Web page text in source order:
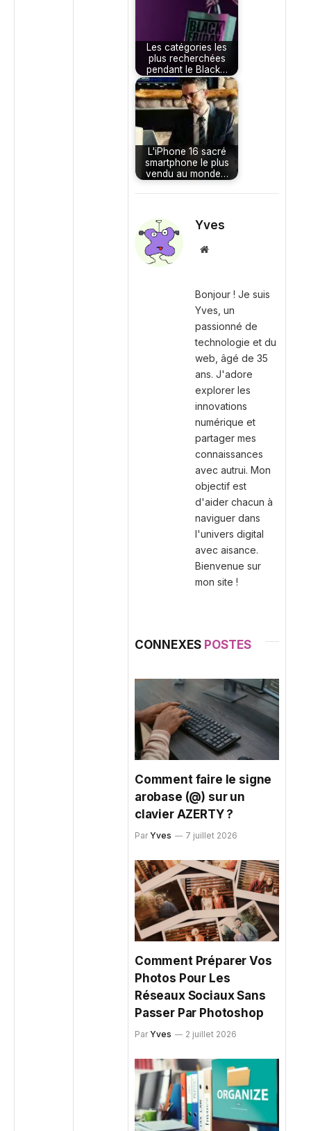
Les catégories les
plus recherchées
pendant le Black…
L'iPhone 16 sacré
smartphone le plus
vendu au monde…
Yves
Site
Bonjour ! Je suis
Yves, un
passionné de
technologie et du
web, âgé de 35
ans. J'adore
explorer les
innovations
numérique et
partager mes
connaissances
avec autrui. Mon
objectif est
d'aider chacun à
naviguer dans
l'univers digital
avec aisance.
Bienvenue sur
mon site !
CONNEXES POSTES
Comment faire le signe
arobase (@) sur un
clavier AZERTY ?
Par Yves 7 juillet 2026
Comment Préparer Vos
Photos Pour Les
Réseaux Sociaux Sans
Passer Par Photoshop
Par Yves 2 juillet 2026